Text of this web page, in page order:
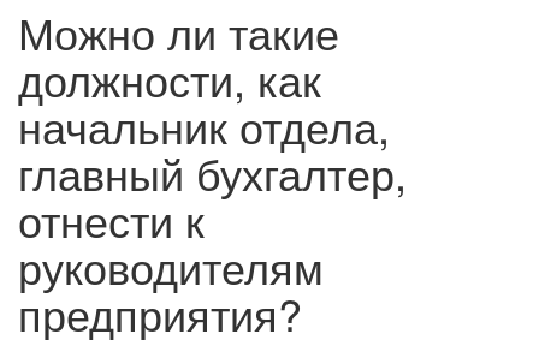
Можно ли такие
должности, как
начальник отдела,
главный бухгалтер,
отнести к
руководителям
предприятия?